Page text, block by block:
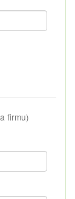
firmu)